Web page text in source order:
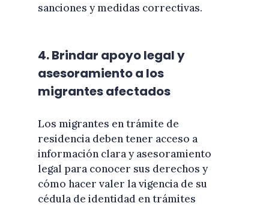
sanciones y medidas correctivas.
4. Brindar apoyo legal y
asesoramiento a los
migrantes afectados
Los migrantes en trámite de
residencia deben tener acceso a
información clara y asesoramiento
legal para conocer sus derechos y
cómo hacer valer la vigencia de su
cédula de identidad en trámites